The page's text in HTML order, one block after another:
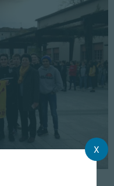
X
lui, s’est associé et